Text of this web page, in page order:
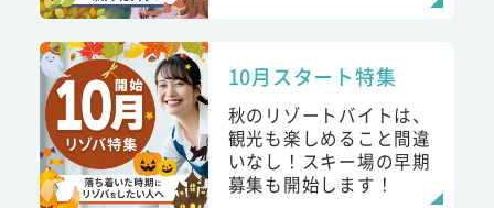
10月スタート特集
秋のリゾートバイトは、
観光も楽しめること間違
いなし！スキー場の早期
募集も開始します！